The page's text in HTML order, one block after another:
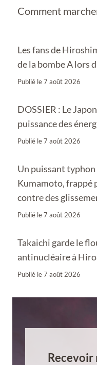
Comment
Les fans de
de la bombe A lors
Publié le7 août 2026
DOSSIER : Le
puissance des
Publié le7 août 2026
Un puissant typhon
Kumamoto, frappé
contre des
Publié le7 août 2026
Takaichi garde le
antinucléaire à
Publié le7 août 2026